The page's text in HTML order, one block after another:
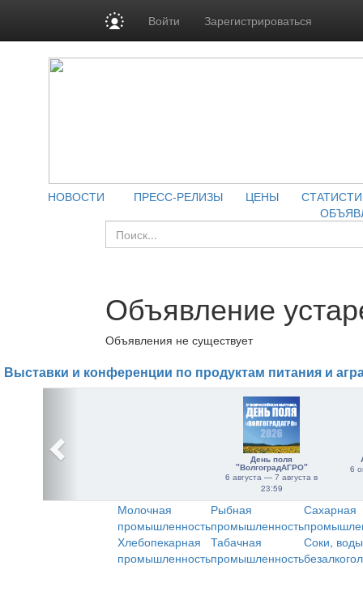
Войти Зарегистрироваться
НОВОСТИ ПРЕСС-РЕЛИЗЫ ЦЕНЫ
Объявление
Объявления не существует
Выставки и конференции по продуктам питания и
День поля
"ВолгоградАГРО"
6 августа — 7 августа в
23:59
6
Молочная
промышленность
Рыбная
промышленность
Сахарная
Хлебопекарная
промышленность
Табачная
промышленность
Соки,